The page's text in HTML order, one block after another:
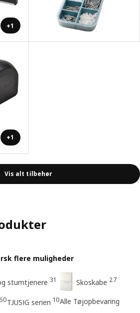
+1
+1
Vis alt tilbehør
flere muligheder
stumtjenere 31 Skoskabe 27
60TJUSIG serien 10Alle Tøjopbevaring